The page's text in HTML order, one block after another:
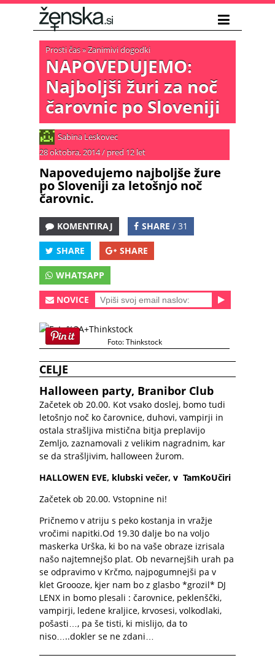
Prosti čas»Zanimivi dogodki
NAPOVEDUJEMO:
Najboljši žuri za noč
čarovnic po Sloveniji
Sabina Leskovec
28 oktobra, 2014/ pred 12 let
Napovedujemo najboljše žure
po Sloveniji za letošnjo noč
čarovnic.
KOMENTIRAJ SHARE / 31
SHARE SHARE
WHATSAPP
NOVICE
Foto: Thinkstock
CELJE
Halloween party, Branibor Club
Začetek ob 20.00. Kot vsako doslej, bomo tudi
letošnjo noč ko čarovnice, duhovi, vampirji in
ostala strašljiva mistična bitja preplavijo
Zemljo, zaznamovali z velikim nagradnim, kar
se da strašljivim, halloween žurom.
HALLOWEN EVE, klubski večer, v TamKoUčiri
Začetek ob 20.00. Vstopnine ni!
Pričnemo v atriju s peko kostanja in vražje
vročimi napitki.Od 19.30 dalje bo na voljo
maskerka Urška, ki bo na vaše obraze izrisala
našo najtemnejšo plat. Ob nevarnejših urah pa
se odpravimo v Krčmo, najpogumnejši pa v
klet Groooze, kjer nam bo z glasbo *grozil* DJ
LENX in bomo plesali : čarovnice, peklenščki,
vampirji, ledene kraljice, krvosesi, volkodlaki,
pošasti…, pa še tisti, ki mislijo, da to
niso…..dokler se ne zdani…